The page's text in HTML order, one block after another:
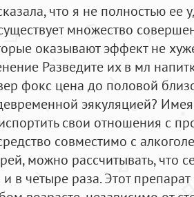
что я не полностью ее
множество
оказывают эффект не
Разведите их в мл
фокс цена до половой
эякуляцией?
свои отношения с
совместимо с
можно рассчитывать, что
в четыре раза. Этот